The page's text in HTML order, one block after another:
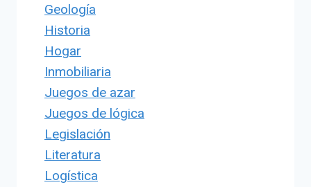
Geología
Historia
Hogar
Inmobiliaria
Juegos de azar
Juegos de lógica
Legislación
Literatura
Logística